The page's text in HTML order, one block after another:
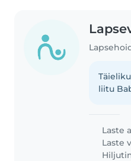
liitu
Laste
Laste